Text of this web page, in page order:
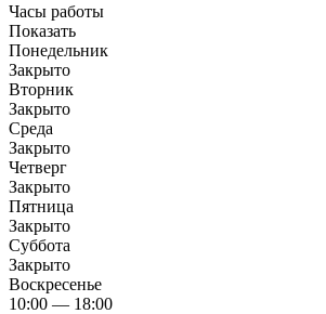
Часы работы
Показать
Понедельник
Закрыто
Вторник
Закрыто
Среда
Закрыто
Четверг
Закрыто
Пятница
Закрыто
Суббота
Закрыто
Воскресенье
10:00 — 18:00